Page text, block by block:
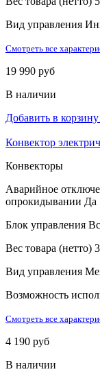
Вид управления
Смотреть все
19 990 руб
В наличии
Добавить в корзину
Конвектор
Конвекторы
Аварийное
опрокидывании Да
Блок управления
Вес товара (нетто)
Вид управления
Возможность
Смотреть все
4 190 руб
В наличии